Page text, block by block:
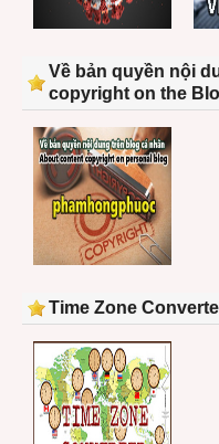
Về bản quyền nội
copyright on the
Time Zone